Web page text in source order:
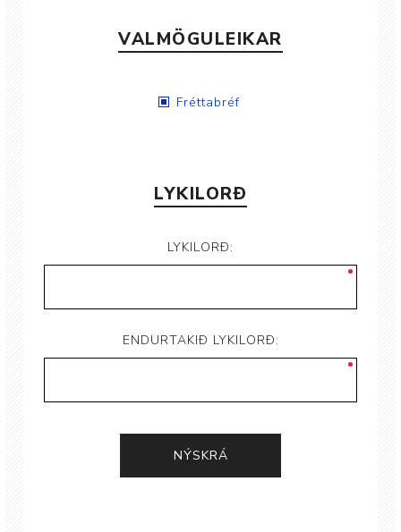
VALMÖGULEIKAR
Fréttabréf
LYKILORÐ
LYKILORÐ:
ENDURTAKIÐ LYKILORÐ: